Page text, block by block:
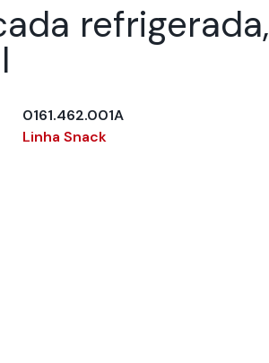
refrigerada,
0161.462.001A
Linha Snack